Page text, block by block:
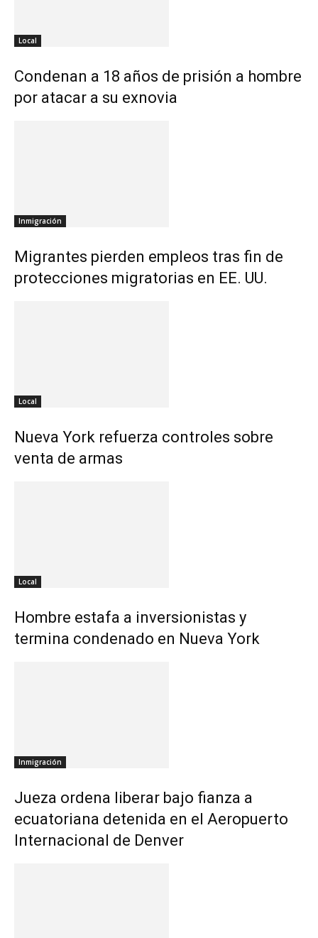
Local
Condenan a 18 años de prisión a hombre
por atacar a su exnovia
Inmigración
Migrantes pierden empleos tras fin de
protecciones migratorias en EE. UU.
Local
Nueva York refuerza controles sobre
venta de armas
Local
Hombre estafa a inversionistas y
termina condenado en Nueva York
Inmigración
Jueza ordena liberar bajo fianza a
ecuatoriana detenida en el Aeropuerto
Internacional de Denver